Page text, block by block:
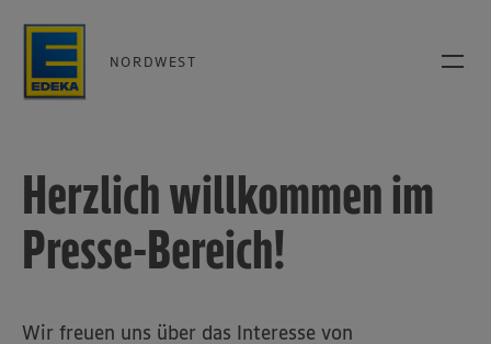
NORDWEST
Herzlich willkommen im
Presse-Bereich!
Wir freuen uns über das Interesse von